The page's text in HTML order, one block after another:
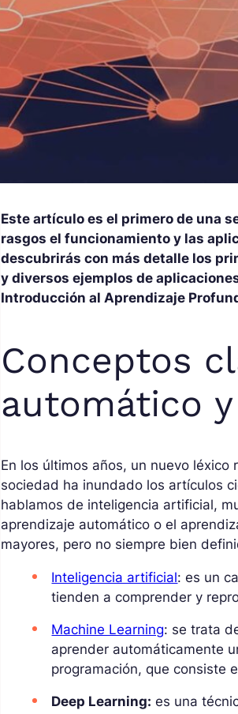
Este artículo es el primero de una
rasgos el funcionamiento y las
descubrirás con más detalle los
y diversos ejemplos de
Introducción al Aprendizaje
Conceptos
automático
En los últimos años, un nuevo
sociedad ha inundado los artículos
hablamos de inteligencia artificial,
aprendizaje automático o el
mayores, pero no siempre bien
Inteligencia artificial: es un
tienden a comprender y
Machine Learning: se trata
aprender automáticamente
programación, que consiste
Deep Learning: es una